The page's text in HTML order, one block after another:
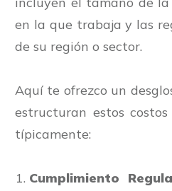
en la que trabaja y las
de su región o sector.
Aquí te ofrezco un
estructuran estos
típicamente:
Cumplimiento